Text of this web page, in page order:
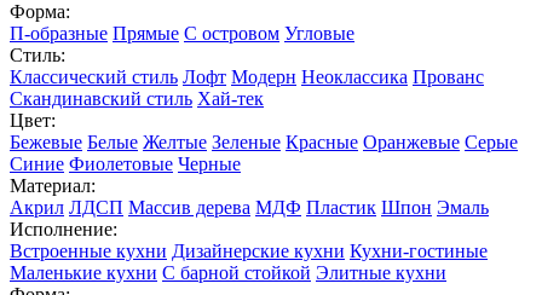
Форма:
П-образные Прямые С островом Угловые
Стиль:
Классический стиль Лофт Модерн Неоклассика Прованс
Скандинавский стиль Хай-тек
Цвет:
Бежевые Белые Желтые Зеленые Красные Оранжевые Серые
Синие Фиолетовые Черные
Материал:
Акрил ЛДСП Массив дерева МДФ Пластик Шпон Эмаль
Исполнение:
Встроенные кухни Дизайнерские кухни Кухни-гостиные
Маленькие кухни С барной стойкой Элитные кухни